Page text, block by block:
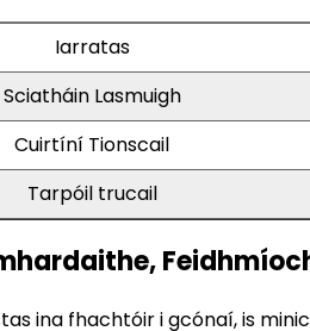
Iarratas
Sciatháin Lasmuigh
Cuirtíní Tionscail
Tarpóil trucail
ina fhachtóir i gcónaí, is